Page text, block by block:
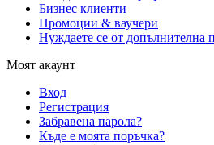
Бизнес клиенти
Промоции & ваучери
Нуждаете се от допълнителна
Моят акаунт
Вход
Регистрация
Забравена парола?
Къде е моята поръчка?